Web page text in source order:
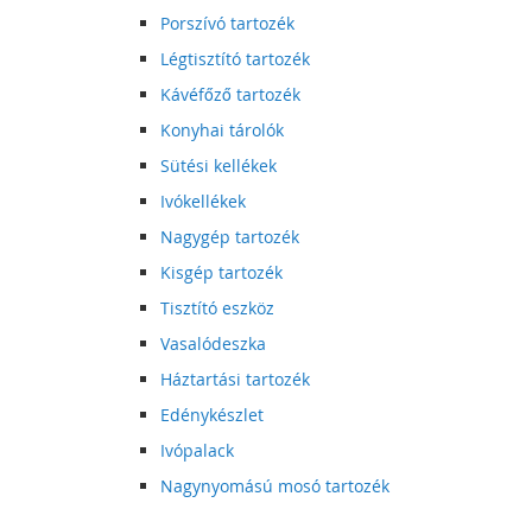
Porszívó tartozék
Légtisztító tartozék
Kávéfőző tartozék
Konyhai tárolók
Sütési kellékek
Ivókellékek
Nagygép tartozék
Kisgép tartozék
Tisztító eszköz
Vasalódeszka
Háztartási tartozék
Edénykészlet
Ivópalack
Nagynyomású mosó tartozék